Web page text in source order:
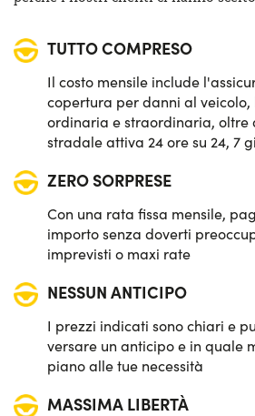
Sistema di frenata
Telecamera posteriore di
TUTTO COMPRESO
Il costo mensile include
copertura per danni al
ordinaria e straordinaria, oltre
stradale attiva 24 ore su 24, 7
ZERO SORPRESE
Con una rata fissa mensile,
importo senza doverti
imprevisti o maxi rate
NESSUN ANTICIPO
I prezzi indicati sono chiari e
versare un anticipo e in quale
piano alle tue necessità
MASSIMA LIBERTÀ